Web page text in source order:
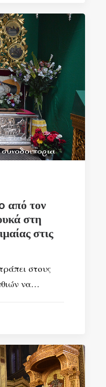
από τον
στη
στις
στους
να…